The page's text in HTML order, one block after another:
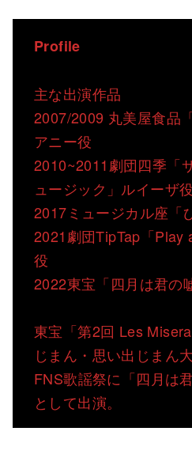
Profile
主な出演作品
2007/2009 丸美屋食品
アニー役
2010~2011劇団四季「
ュージック」ルイーザ役
2017ミュージカル座「
2021劇団TipTap「Play
役
2022東宝「四月は君の
東宝「第2回 Les
じまん・思い出じまん
FNS歌謡祭に「四月は
として出演。